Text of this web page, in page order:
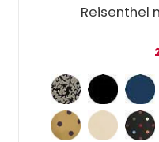
Reisenthel